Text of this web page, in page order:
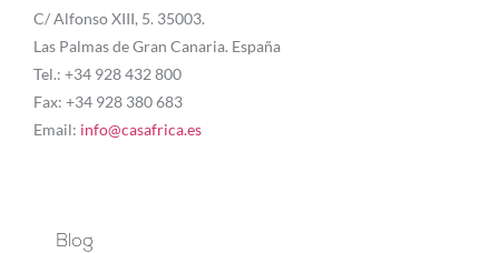
C/ Alfonso XIII, 5. 35003.
Las Palmas de Gran Canaria. España
Tel.: +34 928 432 800
Fax: +34 928 380 683
Email: info@casafrica.es
Blog